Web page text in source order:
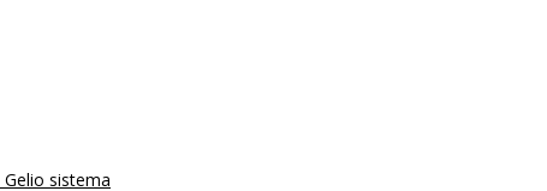
Gelio sistema